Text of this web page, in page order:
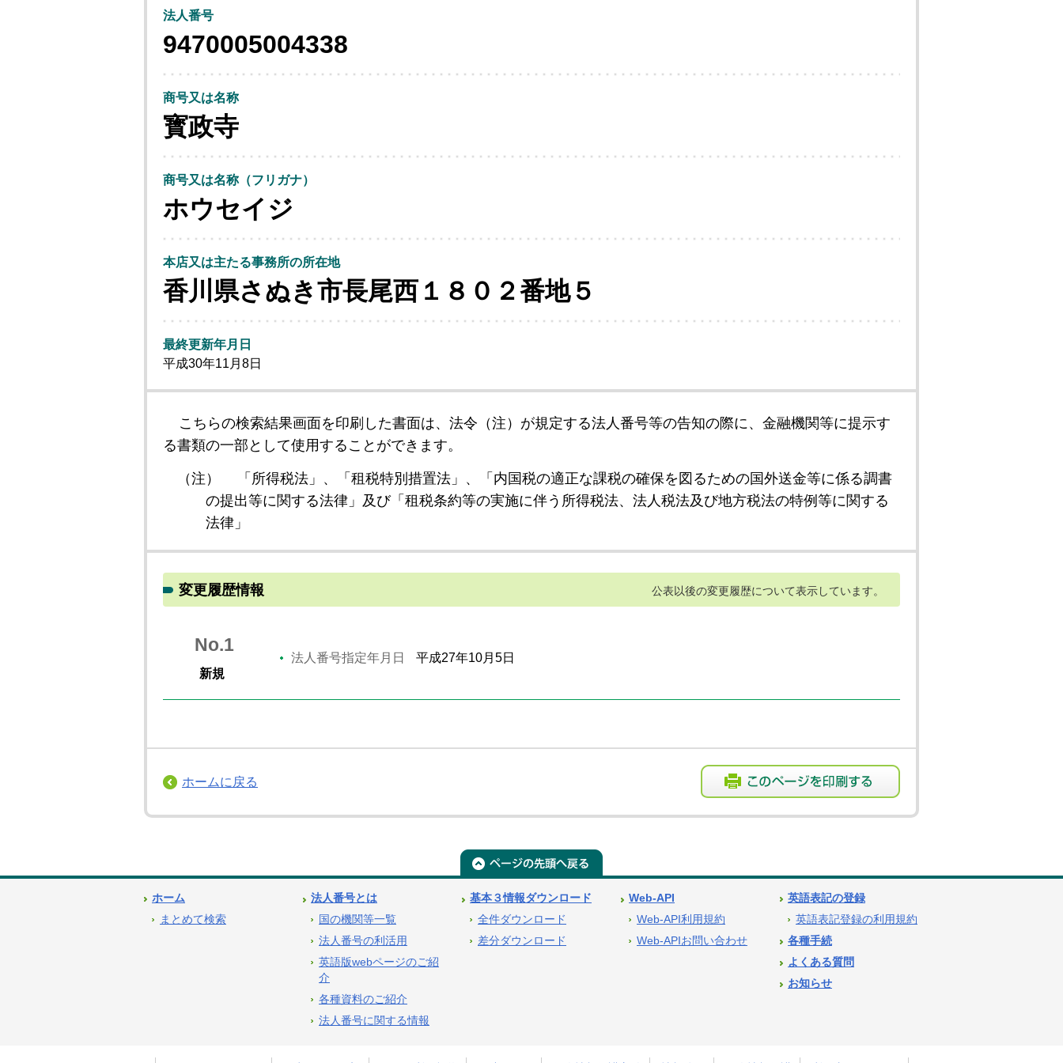
法人番号
9470005004338
商号又は名称
寳政寺
商号又は名称（フリガナ）
ホウセイジ
本店又は主たる事務所の所在地
香川県さぬき市長尾西１８０２番地５
最終更新年月日
平成30年11月8日
こちらの検索結果画面を印刷した書面は、法令（注）が規定する法人番号等の告知の際に、金融機関等に提示す
る書類の一部として使用することができます。
（注）
「所得税法」、「租税特別措置法」、「内国税の適正な課税の確保を図るための国外送金等に係る調書
の提出等に関する法律」及び「租税条約等の実施に伴う所得税法、法人税法及び地方税法の特例等に関する
法律」
変更履歴情報 公表以後の変更履歴について表示しています。
No.1
新規
法人番号指定年月日 平成27年10月5日
ホームに戻る
ホーム
まとめて検索
法人番号とは
国の機関等一覧
法人番号の利活用
英語版webページのご紹
介
各種資料のご紹介
法人番号に関する情報
基本３情報ダウンロード
全件ダウンロード
差分ダウンロード
Web-API
Web-API利用規約
Web-APIお問い合わせ
英語表記の登録
英語表記登録の利用規約
各種手続
よくある質問
お知らせ